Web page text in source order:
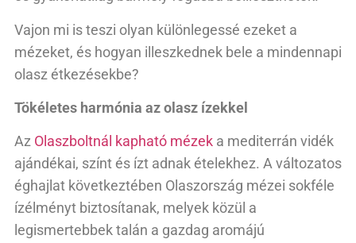
Vajon mi is teszi olyan különlegessé ezeket a
mézeket, és hogyan illeszkednek bele a mindennapi
olasz étkezésekbe?
Tökéletes harmónia az olasz ízekkel
Az Olaszboltnál kapható mézek a mediterrán vidék
ajándékai, színt és ízt adnak ételekhez. A változatos
éghajlat következtében Olaszország mézei sokféle
ízélményt biztosítanak, melyek közül a
legismertebbek talán a gazdag aromájú